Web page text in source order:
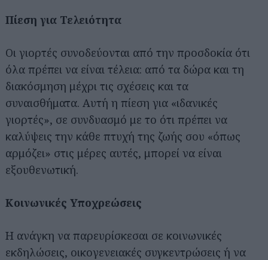
Πίεση για Τελειότητα
Οι γιορτές συνοδεύονται από την προσδοκία ότι
όλα πρέπει να είναι τέλεια: από τα δώρα και τη
διακόσμηση μέχρι τις σχέσεις και τα
συναισθήματα. Αυτή η πίεση για «ιδανικές
γιορτές», σε συνδυασμό με το ότι πρέπει να
καλύψεις την κάθε πτυχή της ζωής σου «όπως
αρμόζει» στις μέρες αυτές, μπορεί να είναι
εξουθενωτική.
Κοινωνικές Υποχρεώσεις
Η ανάγκη να παρευρίσκεσαι σε κοινωνικές
εκδηλώσεις, οικογενειακές συγκεντρώσεις ή να